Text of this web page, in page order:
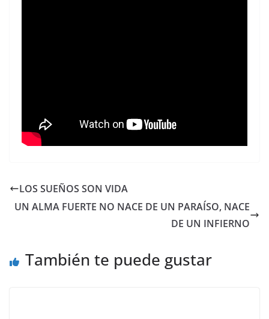
LOS SUEÑOS SON VIDA
UN ALMA FUERTE NO NACE DE UN PARAÍSO, NACE
DE UN INFIERNO
También te puede gustar